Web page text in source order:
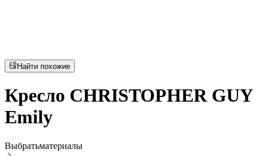
Найти похожие
Кресло CHRISTOPHER GUY
Emily
Выбратьматериалы